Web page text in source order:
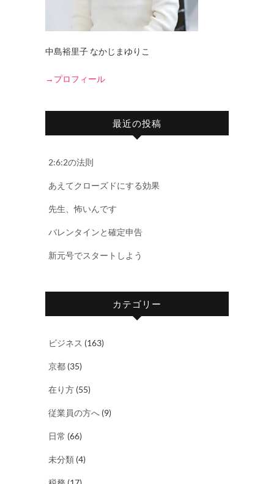
中島裕里子 なかじまゆりこ
→プロフィール
最近の投稿
2:6:2の法則
あえてクローズドにする効果
先生、怖いんです
バレンタインと確定申告
新元号でスタートしよう
カテゴリー
ビジネス (163)
京都 (35)
在り方 (55)
従業員の方へ (9)
日常 (66)
未分類 (4)